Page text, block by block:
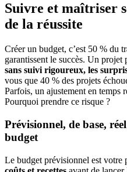
Suivre et maîtriser
de la réussite
Créer un budget, c’est 50 % du
garantissent le succès. Un
sans suivi rigoureux, les
vous que 40 % des projets
Parfois, un ajustement en temps
Pourquoi prendre ce risque ?
Prévisionnel, de base,
budget
Le budget prévisionnel est votre